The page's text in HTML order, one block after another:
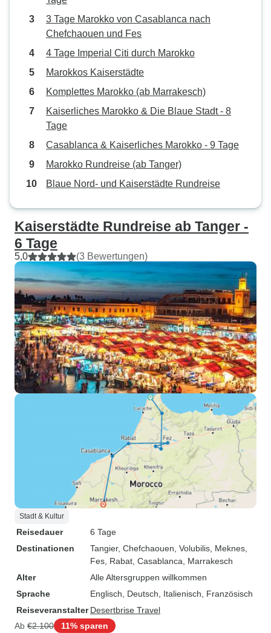
3 Tage Marokko von Casablanca nach
Chefchaouen und Fes
4 Tage Imperial Citi durch Marokko
Marokkos Kaiserstädte
Komplettes Marokko (ab Marrakesch)
Kaiserliches Marokko & Die Blaue Stadt - 8
Tage
Casablanca & Kaiserliches Marokko - 9 Tage
Marokko Rundreise (ab Tanger)
Blaue Nord- und Kaiserstädte Rundreise
Kaiserstädte Rundreise ab Tanger -
6 Tage
5,0 (3 Bewertungen)
Stadt & Kultur
Reisedauer
6 Tage
Destinationen
Tangier, Chefchaouen , Volubilis , Meknes
Fes , Rabat , Casablanca , Marrakesch
Alter
Alle Altersgruppen willkommen
Sprache
Englisch, Deutsch, Italienisch, Französisch
Reiseveranstalter Desertbrise Travel
Ab €2.100 11% sparen